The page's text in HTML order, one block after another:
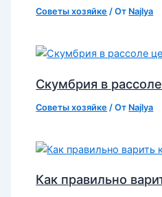
Советы хозяйке / От Najlya
Скумбрия в
Советы хозяйке / От Najlya
Как правильно